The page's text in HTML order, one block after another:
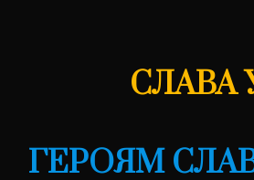
СЛАВА
ГЕРОЯМ